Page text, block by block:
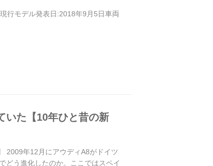
行モデル発表日:2018年9月5日車両
いた【10年ひと昔の新
2009年12月にアウディA8がドイツ
どう進化したのか。ここではスペイ